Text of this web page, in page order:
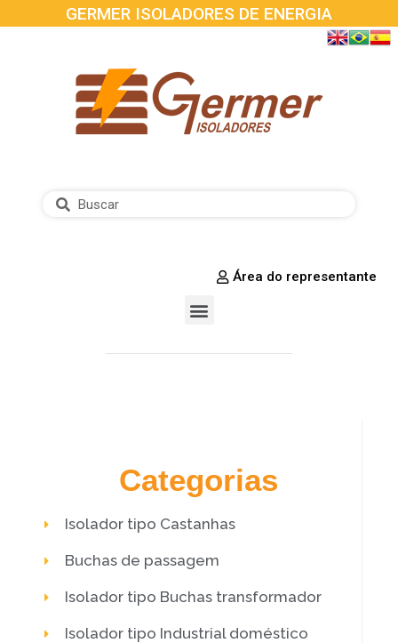
GERMER ISOLADORES DE ENERGIA
Área do representante
Categorias
Isolador tipo Castanhas
Buchas de passagem
Isolador tipo Buchas transformador
Isolador tipo Industrial doméstico